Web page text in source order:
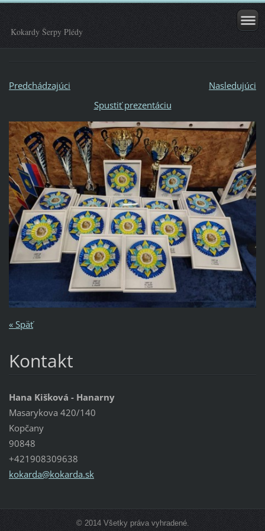
Kokardy Šerpy Plédy
Predchádzajúci
Nasledujúci
Spustiť prezentáciu
« Späť
Kontakt
Hana Kišková - Hanarny
Masarykova 420/140
Kopčany
90848
+421908309638
kokarda@kokarda.sk
© 2014 Všetky práva vyhradené.